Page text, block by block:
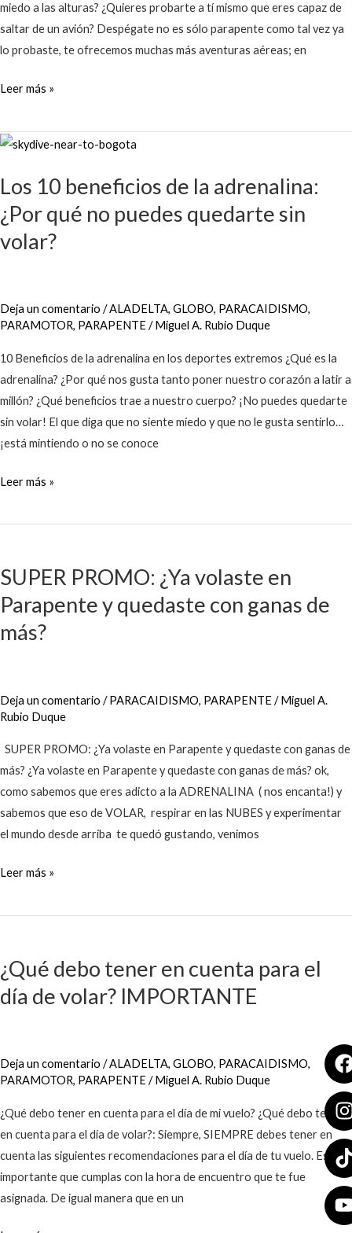
miedo a las alturas? ¿Quieres probarte a tí mismo que eres capaz de
saltar de un avión? Despégate no es sólo parapente como tal vez ya
lo probaste, te ofrecemos muchas más aventuras aéreas; en
Leer más »
Los 10 beneficios de la adrenalina:
¿Por qué no puedes quedarte sin
volar?
Deja un comentario /ALADELTA, GLOBO, PARACAIDISMO,
PARAMOTOR, PARAPENTE/Miguel A. Rubio Duque
10 Beneficios de la adrenalina en los deportes extremos ¿Qué es la
adrenalina? ¿Por qué nos gusta tanto poner nuestro corazón a latir a
millón? ¿Qué beneficios trae a nuestro cuerpo? ¡No puedes quedarte
sin volar! El que diga que no siente miedo y que no le gusta sentirlo…
¡está mintiendo o no se conoce
Los
beneficios
de
la
adrenalina:
no
puedes
quedarte
sin
volar?
Leer más »
SUPER PROMO: ¿Ya volaste en
Parapente y quedaste con ganas de
más?
Deja un comentario /PARACAIDISMO, PARAPENTE/Miguel A.
Rubio Duque
SUPER PROMO: ¿Ya volaste en Parapente y quedaste con ganas de
más? ¿Ya volaste en Parapente y quedaste con ganas de más? ok,
como sabemos que eres adicto a la ADRENALINA ( nos encanta!) y
sabemos que eso de VOLAR, respirar en las NUBES y experimentar
el mundo desde arriba te quedó gustando, venimos
¿Ya
volaste
Parapente
con
ganas
de
más?
Leer más »
¿Qué debo tener en cuenta para el
día de volar? IMPORTANTE
Deja un comentario /ALADELTA, GLOBO, PARACAIDISMO,
PARAMOTOR, PARAPENTE/Miguel A. Rubio Duque
¿Qué debo tener en cuenta para el día de mi vuelo? ¿Qué debo tener
en cuenta para el día de volar?: Siempre, SIEMPRE debes tener en
cuenta las siguientes recomendaciones para el día de tu vuelo. Es
importante que cumplas con la hora de encuentro que te fue
asignada. De igual manera que en un
tener
en
día
volar?
IMPORTANTE